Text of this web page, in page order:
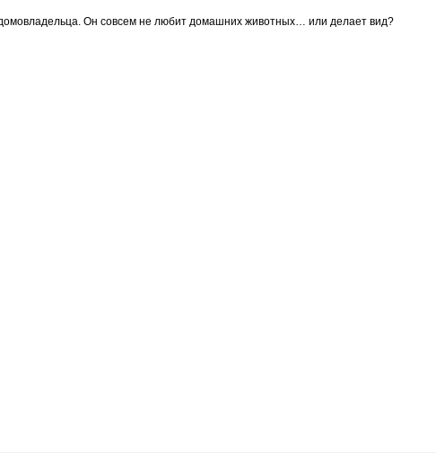
Он совсем не любит домашних животных… или делает вид?